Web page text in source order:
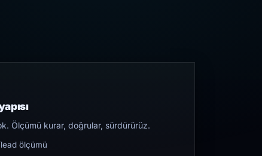
Ölçümü kurar, doğrular, sürdürürüz.
ölçümü